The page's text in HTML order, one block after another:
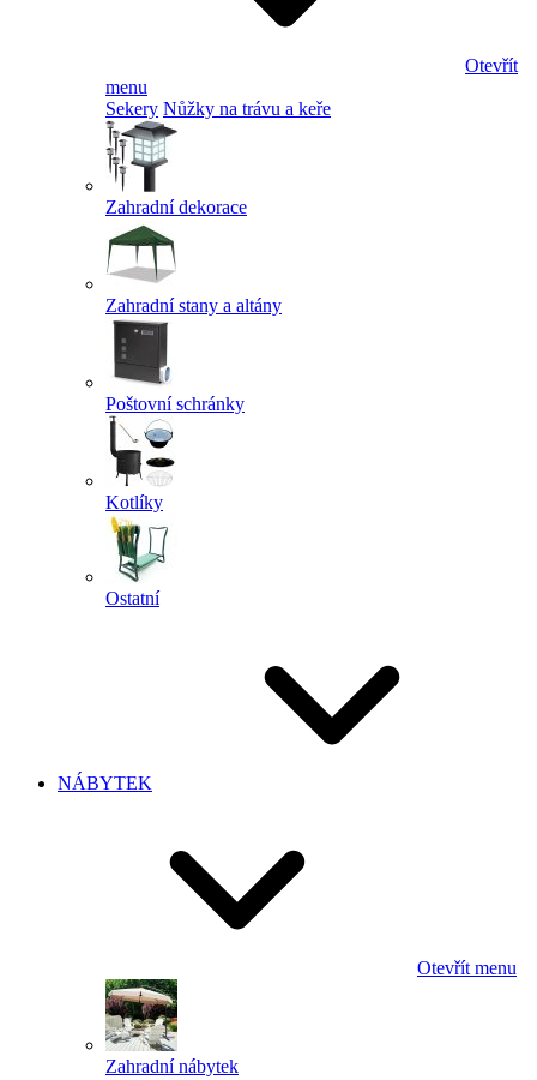
Otevřít
menu
Sekery Nůžky na trávu a keře
Zahradní dekorace
Zahradní stany a altány
Poštovní schránky
Kotlíky
Ostatní
NÁBYTEK
Otevřít menu
Zahradní nábytek